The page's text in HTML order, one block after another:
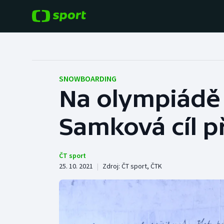
Hokej
Tenis
Cyklistika
Baseball a softbal
Basketbal
Boby a skeleton
SNOWBOARDING
Na
Samková cíl
ČT sport
25. 10. 2021 | Zdroj: ČT sport, ČTK